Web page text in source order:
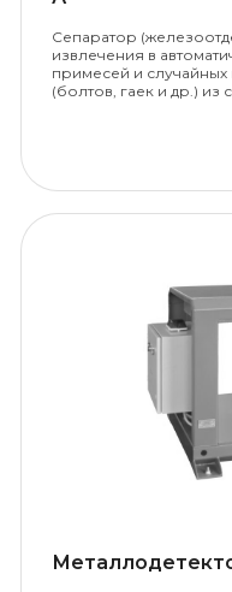
Сепаратор
извлечения в
примесей и случайных
(болтов, гаек и др.) из